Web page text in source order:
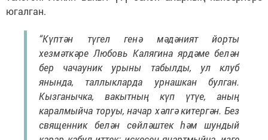
югалган.
“Күптән түгел генә мәдәният йорты
хезмәткәре Любовь Калягина ярдәме белән
бер чачауник урыны табылды, ул клуб
янында, таллыкларда урнашкан булган.
Кызганычка, вакытның күп үтүе, аның
каралмыйча торуы, начар хәлгә китергән. Без
священник белән сөйләштек һәм шундый